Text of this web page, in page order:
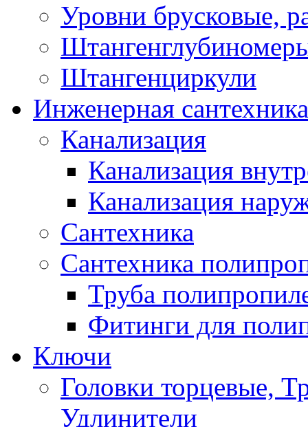
Уровни брусковые,
Штангенциркули
Инженерная сантехника
Канализация
Канализация
Канализация
Сантехника
Сантехника
Труба
Фитинги для
Ключи
Головки торцевые,
Удлинители